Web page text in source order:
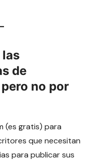
de
no por
(es gratis) para
que necesitan
para publicar sus